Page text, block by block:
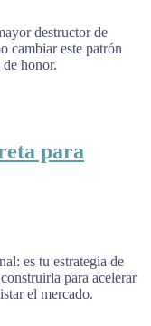
destructor de
cambiar este patrón
honor.
para
es tu estrategia de
para acelerar
el mercado.